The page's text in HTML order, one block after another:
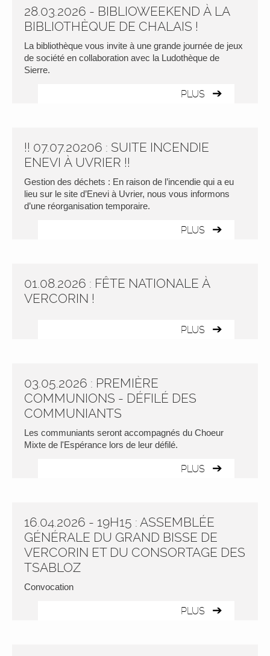
28.03.2026 - BIBLIOWEEKEND À LA
BIBLIOTHÈQUE DE CHALAIS !
La bibliothèque vous invite à une grande journée de jeux
de société en collaboration avec la Ludothèque de
Sierre.
PLUS
!! 07.07.20206 : SUITE INCENDIE
ENEVI À UVRIER !!
Gestion des déchets : En raison de l’incendie qui a eu
lieu sur le site d’Enevi à Uvrier, nous vous informons
d’une réorganisation temporaire.
PLUS
01.08.2026 : FÊTE NATIONALE À
VERCORIN !
PLUS
03.05.2026 : PREMIÈRE
COMMUNIONS - DÉFILÉ DES
COMMUNIANTS
Les communiants seront accompagnés du Choeur
Mixte de l'Espérance lors de leur défilé.
PLUS
16.04.2026 - 19H15 : ASSEMBLÉE
GÉNÉRALE DU GRAND BISSE DE
VERCORIN ET DU CONSORTAGE DES
TSABLOZ
Convocation
PLUS